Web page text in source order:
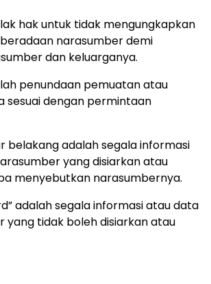
hak untuk tidak mengungkapkan
narasumber demi
dan keluarganya.
penundaan pemuatan atau
sesuai dengan permintaan
belakang adalah segala informasi
yang disiarkan atau
menyebutkan narasumbernya.
adalah segala informasi atau data
yang tidak boleh disiarkan atau